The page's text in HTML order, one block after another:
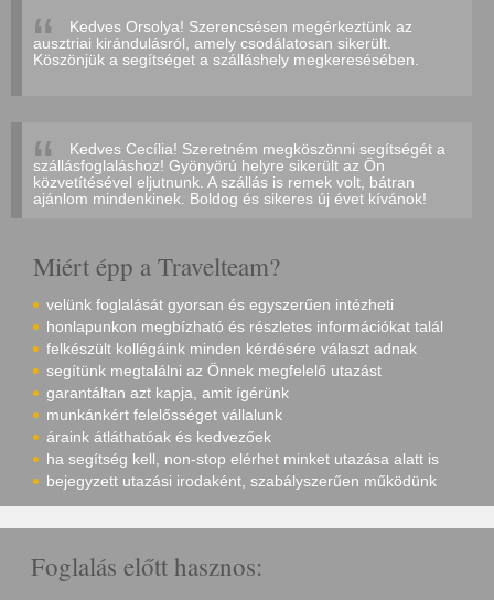
Kedves Orsolya! Szerencsésen megérkeztünk az
ausztriai kirándulásról, amely csodálatosan sikerült.
Köszönjük a segítséget a szálláshely megkeresésében.
Kedves Cecília! Szeretném megköszönni segítségét a
szállásfoglaláshoz! Gyönyörú helyre sikerült az Ön
közvetítésével eljutnunk. A szállás is remek volt, bátran
ajánlom mindenkinek. Boldog és sikeres új évet kívánok!
Miért épp a Travelteam?
velünk foglalását gyorsan és egyszerűen intézheti
honlapunkon megbízható és részletes információkat talál
felkészült kollégáink minden kérdésére választ adnak
segítünk megtalálni az Önnek megfelelő utazást
garantáltan azt kapja, amit ígérünk
munkánkért felelősséget vállalunk
áraink átláthatóak és kedvezőek
ha segítség kell, non-stop elérhet minket utazása alatt is
bejegyzett utazási irodaként, szabályszerűen működünk
Foglalás előtt hasznos: